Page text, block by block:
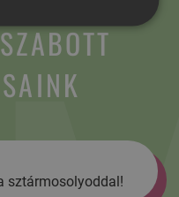
sztármosolyoddal!